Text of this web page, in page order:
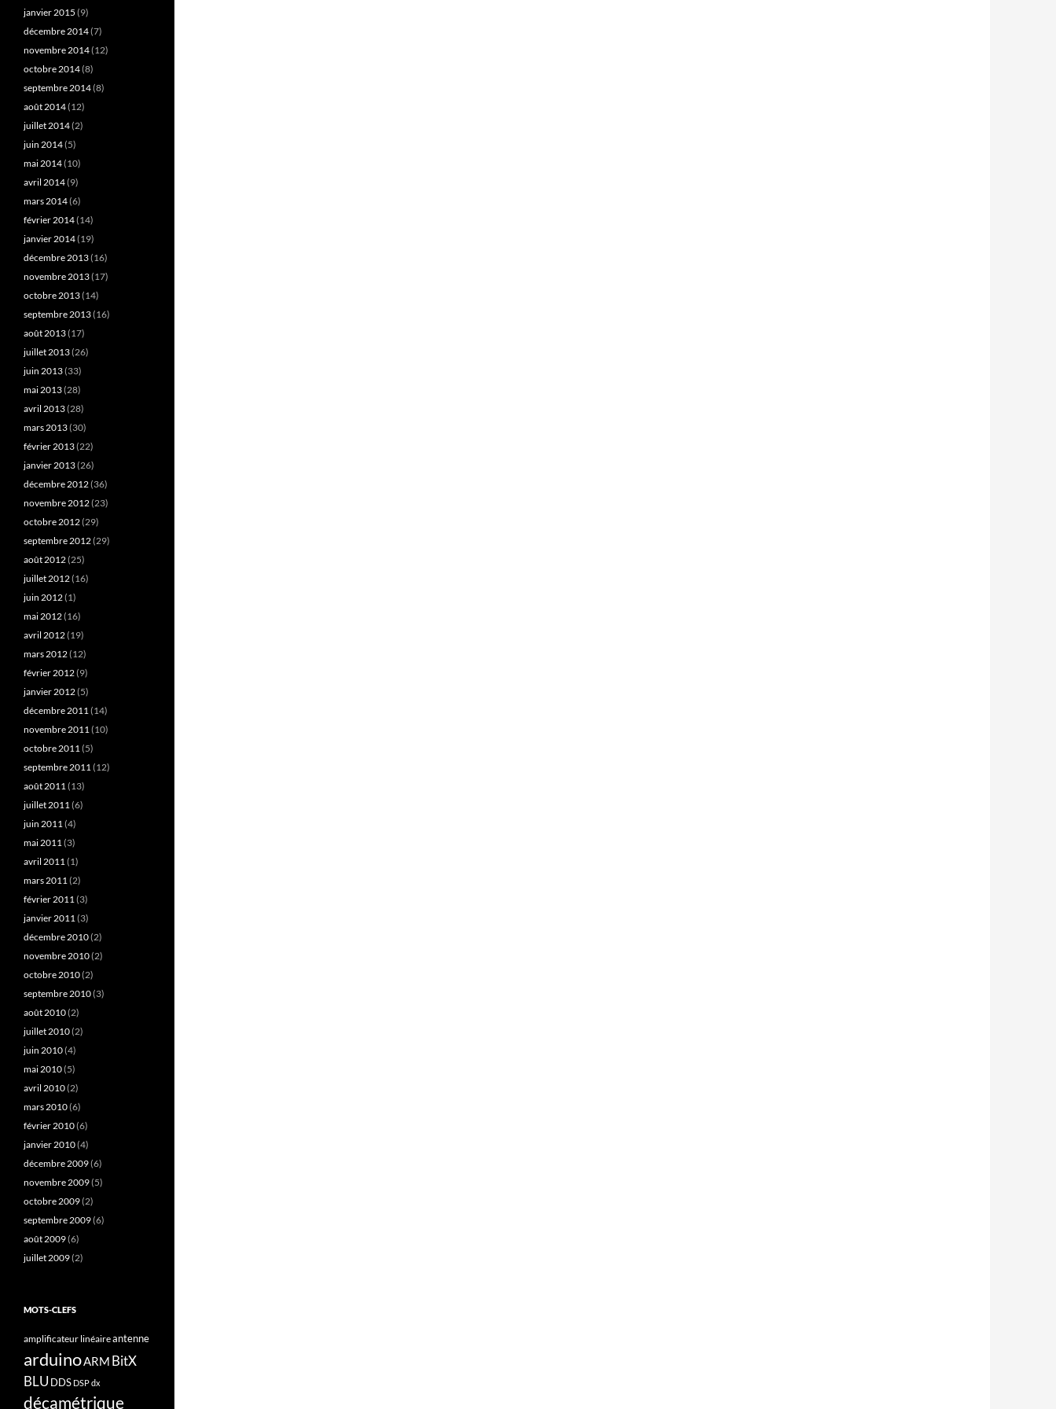
janvier 2015 (9)
décembre 2014(7)
novembre 2014(12)
octobre 2014(8)
septembre 2014(8)
août 2014(12)
juillet 2014(2)
juin 2014(5)
mai 2014(10)
avril 2014(9)
mars 2014(6)
février 2014(14)
janvier 2014(19)
décembre 2013(16)
novembre 2013(17)
octobre 2013(14)
septembre 2013(16)
août 2013(17)
juillet 2013(26)
juin 2013(33)
mai 2013(28)
avril 2013(28)
mars 2013(30)
février 2013(22)
janvier 2013(26)
décembre 2012(36)
novembre 2012(23)
octobre 2012(29)
septembre 2012(29)
août 2012(25)
juillet 2012(16)
juin 2012(1)
mai 2012(16)
avril 2012(19)
mars 2012(12)
février 2012(9)
janvier 2012(5)
décembre 2011(14)
novembre 2011(10)
octobre 2011(5)
septembre 2011(12)
août 2011(13)
juillet 2011(6)
juin 2011(4)
mai 2011(3)
avril 2011(1)
mars 2011(2)
février 2011(3)
janvier 2011(3)
décembre 2010(2)
novembre 2010(2)
octobre 2010(2)
septembre 2010(3)
août 2010(2)
juillet 2010(2)
juin 2010(4)
mai 2010(5)
avril 2010(2)
mars 2010(6)
février 2010(6)
janvier 2010(4)
décembre 2009(6)
novembre 2009(5)
octobre 2009(2)
septembre 2009(6)
août 2009(6)
juillet 2009(2)
MOTS-CLEFS
amplificateur linéaireantenne
arduinoARM BitX
BLU DDS DSPdx
décamétrique